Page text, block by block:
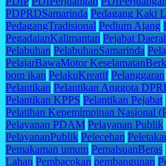
PDPRDSamarinda Pedagang Kaki
PedagangTradisional Pedium Ajang
PegadaianKalimantan Pejabat
Pelabuhan PelabuhanSamarinda
PelajarBawaMotor
bom ikan PelakuKreatif Pelanggaran
Pelantikan Pelantikan Anggota
Pelantikan KPPS Pelantikan Pejabat
Pelatihan Kepemimpinan Nasional
Pelayanan PDAM Pelayanan Publik
PelayananPublik Pelecehan
Pemakaman umum PemalsuanBeras
Lahan Pembacokan pembangunan